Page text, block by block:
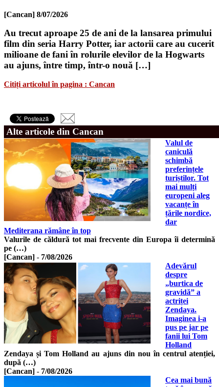
[Cancan] 8/07/2026
Au trecut aproape 25 de ani de la lansarea primului
film din seria Harry Potter, iar actorii care au cucerit
milioane de fani în rolurile elevilor de la Hogwarts
au ajuns, între timp, într-o nouă […]
Citiți articolul în pagina : Cancan
Alte articole din Cancan
Valul de
caniculă
schimbă
preferințele
turiștilor. Tot
mai mulți
europeni aleg
vacanțe în
țările nordice,
dar
Mediterana rămâne în top
Valurile de căldură tot mai frecvente din Europa îi determină
pe (…)
[Cancan] - 7/08/2026
Adevărul
despre
„burtica de
gravidă” a
actriței
Zendaya.
Imaginea i-a
pus pe jar pe
fanii lui Tom
Holland
Zendaya și Tom Holland au ajuns din nou în centrul atenției,
după (…)
[Cancan] - 7/08/2026
Cea mai bună